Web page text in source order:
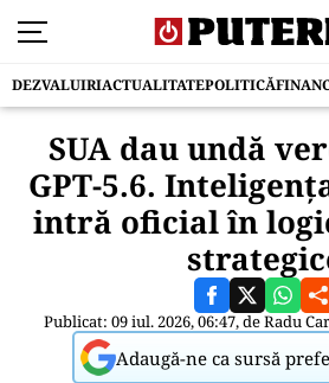
DEZVALUIRIACTUALITATEPOLITICĂ
SUA dau undă
GPT-5.6.
intră oficial în
Publicat: 09 iul. 2026, 06:47, deRadu
Adaugă-ne ca sursă